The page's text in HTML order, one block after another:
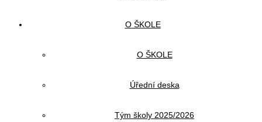
O ŠKOLE
O ŠKOLE
Úřední deska
Tým školy 2025/2026